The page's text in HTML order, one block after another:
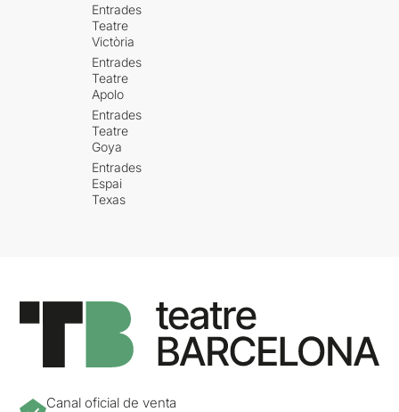
Entrades
Teatre
Victòria
Entrades
Teatre
Apolo
Entrades
Teatre
Goya
Entrades
Espai
Texas
Canal oficial de venta